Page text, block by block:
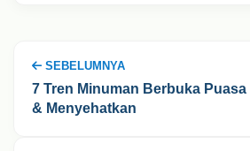
SEBELUMNYA
7 Tren Minuman Berbuka
& Menyehatkan